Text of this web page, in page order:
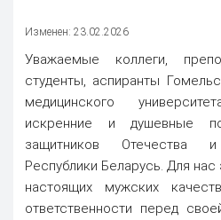
Изменен: 23.02.2026
Уважаемые коллеги,
студенты, аспиранты
медицинского
искренние и душевные
защитников Отечества
Республики Беларусь. Для
настоящих мужских
ответственности перед